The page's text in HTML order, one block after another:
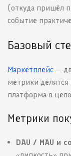
(откуда пришёл
событие
Базовый
Маркетплейс —
метрики
платформа в
Метрики
DAU / MAU и